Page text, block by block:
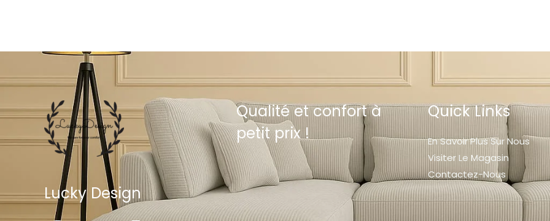
Lucky Design
Qualité et confort à
petit prix !
Quick Links
En Savoir Plus Sur Nous
Visiter Le Magasin
Contactez-Nous